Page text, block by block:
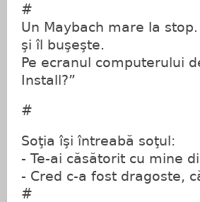
#
Un Maybach mare la
şi îl buşeşte.
Pe ecranul computerului
Install?”
#
Soţia îşi întreabă soţul:
- Te-ai căsătorit cu mine
- Cred c-a fost dragoste,
#